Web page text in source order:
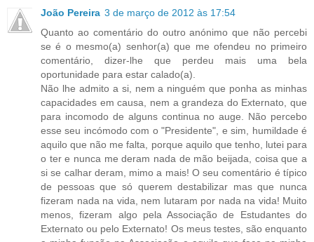
João Pereira 3 de março de 2012 às 17:54
Quanto ao comentário do outro anónimo que não percebi
se é o mesmo(a) senhor(a) que me ofendeu no primeiro
comentário, dizer-lhe que perdeu mais uma bela
oportunidade para estar calado(a).
Não lhe admito a si, nem a ninguém que ponha as minhas
capacidades em causa, nem a grandeza do Externato, que
para incomodo de alguns continua no auge. Não percebo
esse seu incómodo com o "Presidente", e sim, humildade é
aquilo que não me falta, porque aquilo que tenho, lutei para
o ter e nunca me deram nada de mão beijada, coisa que a
si se calhar deram, mimo a mais! O seu comentário é típico
de pessoas que só querem destabilizar mas que nunca
fizeram nada na vida, nem lutaram por nada na vida! Muito
menos, fizeram algo pela Associação de Estudantes do
Externato ou pelo Externato! Os meus testes, são enquanto